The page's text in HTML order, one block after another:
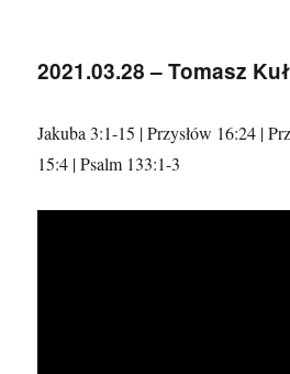
Kułaga
2021.03.28 – Tomasz
Jakuba 3:1-15 | Przysłów 16:24 |
15:4 | Psalm 133:1-3